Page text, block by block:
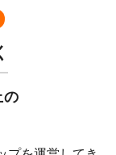
の